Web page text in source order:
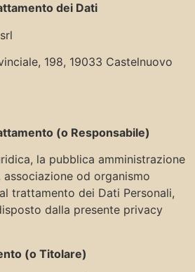
dei Dati
198, 19033 Castelnuovo
(o Responsabile)
la pubblica amministrazione
od organismo
trattamento dei Dati Personali,
dalla presente privacy
(o Titolare)